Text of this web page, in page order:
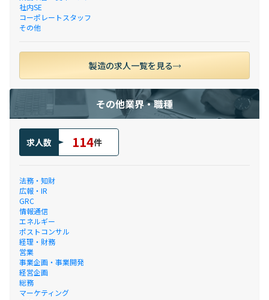
社内SE
コーポレートスタッフ
その他
製造の求人一覧を見る
その他業界・職種
求人数 114件
法務・知財
広報・IR
GRC
情報通信
エネルギー
ポストコンサル
経理・財務
営業
事業企画・事業開発
経営企画
総務
マーケティング